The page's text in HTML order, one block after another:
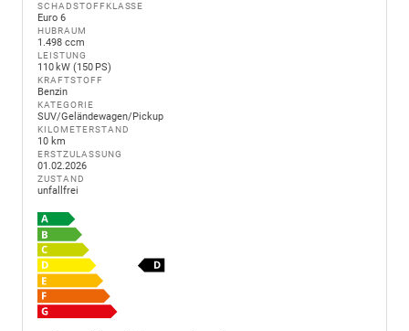
SCHADSTOFFKLASSE
Euro 6
HUBRAUM
1.498 ccm
LEISTUNG
110 kW (150 PS)
KRAFTSTOFF
Benzin
KATEGORIE
SUV/Geländewagen/Pickup
KILOMETERSTAND
10 km
ERSTZULASSUNG
01.02.2026
ZUSTAND
unfallfrei